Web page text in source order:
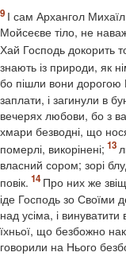
І сам Архангол
Мойсеєве тіло, не
Хай Господь докорить
знають із природи, як
бо пішли вони дорогою
заплати, і загинули в
вечерях любови, бо з
хмари безводні, що
померлі, викорінені;
власний сором; зорі
повік.
Про них же
іде Господь зо Своїми
над усіма, і
їхньої, що безбожно
говорили на Нього